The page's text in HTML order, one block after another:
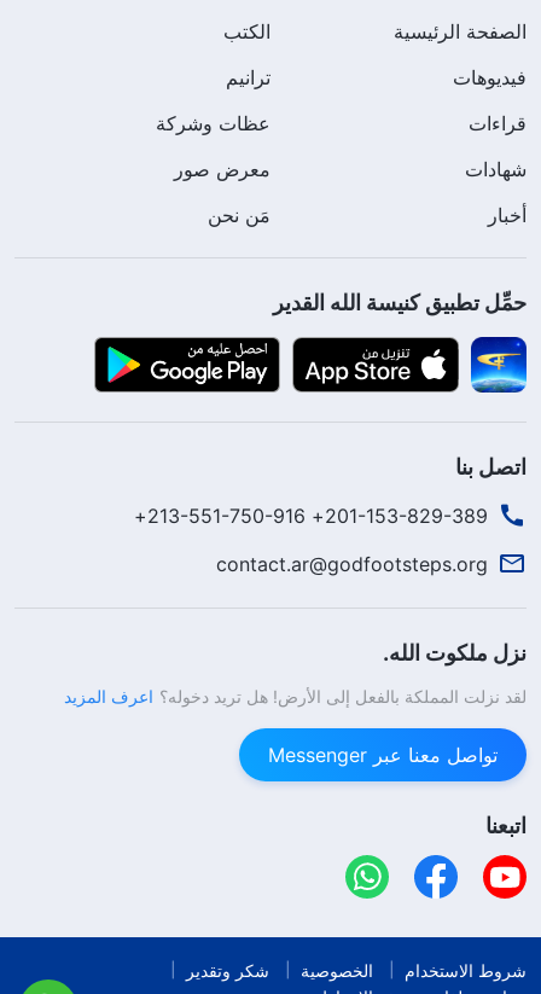
الصفحة الرئيسية
الكتب
فيديوهات
ترانيم
قراءات
عظات وشركة
شهادات
معرض صور
أخبار
مَن نحن
حمِّل تطبيق كنيسة الله القدير
اتصل بنا
201-153-829-389+ 213-551-750-916+
contact.ar@godfootsteps.org
نزل ملكوت الله.
لقد نزلت المملكة بالفعل إلى الأرض! هل تريد دخوله؟ اعرف المزيد
تواصل معنا عبر Messenger
اتبعنا
شروط الاستخدام الخصوصية
شكر وتقدير